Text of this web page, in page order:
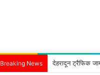
Breaking News 6 घंटे में खुलासा: 2